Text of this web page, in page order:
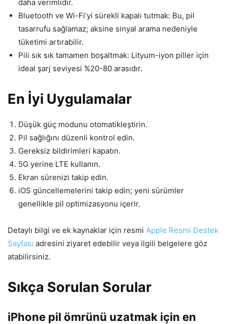
daha verimlidir.
Bluetooth ve Wi-Fi’yi sürekli kapalı tutmak: Bu, pil
tasarrufu sağlamaz; aksine sinyal arama nedeniyle
tüketimi artırabilir.
Pili sık sık tamamen boşaltmak: Lityum-iyon piller için
ideal şarj seviyesi %20-80 arasıdır.
En İyi Uygulamalar
Düşük güç modunu otomatikleştirin.
Pil sağlığını düzenli kontrol edin.
Gereksiz bildirimleri kapatın.
5G yerine LTE kullanın.
Ekran sürenizi takip edin.
iOS güncellemelerini takip edin; yeni sürümler
genellikle pil optimizasyonu içerir.
Detaylı bilgi ve ek kaynaklar için resmi Apple Resmi Destek
Sayfası adresini ziyaret edebilir veya ilgili belgelere göz
atabilirsiniz.
Sıkça Sorulan Sorular
iPhone pil ömrünü uzatmak için en